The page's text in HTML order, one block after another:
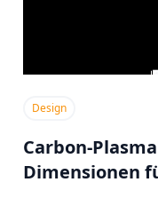
Design
Carbon-
Dimensionen